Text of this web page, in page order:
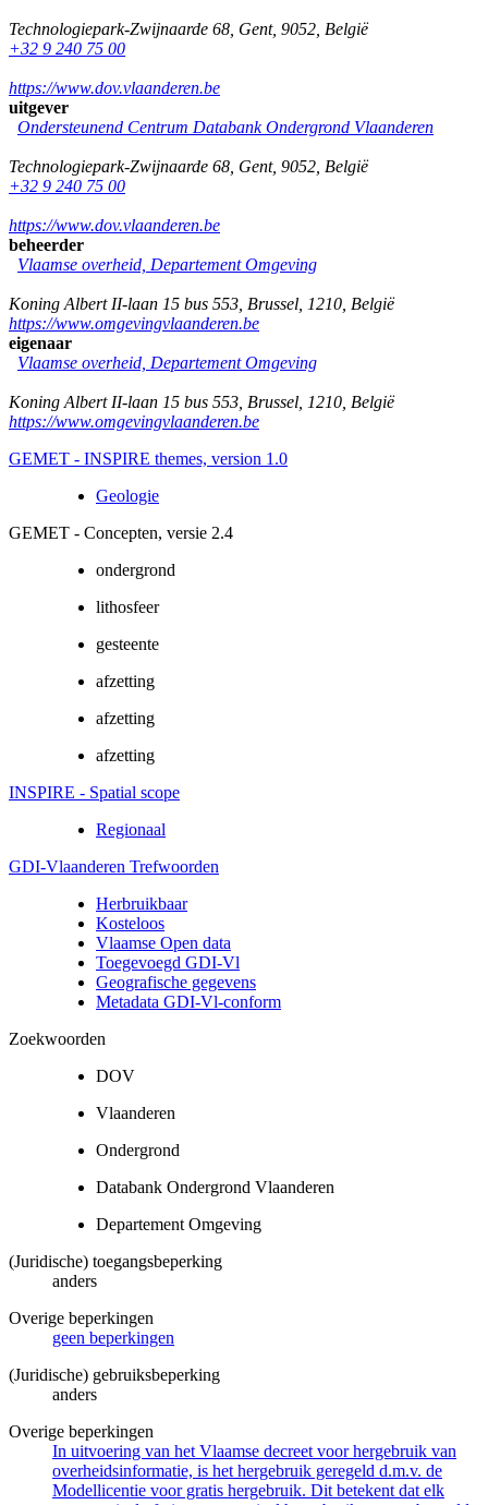
Technologiepark-Zwijnaarde 68 Gent, 9052 België
+32 9 240 75 00
https://www.dov.vlaanderen.be
uitgever
Ondersteunend Centrum Databank Ondergrond Vlaanderen
Technologiepark-Zwijnaarde 68 Gent, 9052 België
+32 9 240 75 00
https://www.dov.vlaanderen.be
beheerder
Vlaamse overheid, Departement Omgeving
Koning Albert II-laan 15 bus 553 Brussel 1210 België
https://www.omgevingvlaanderen.be
eigenaar
Vlaamse overheid, Departement Omgeving
Koning Albert II-laan 15 bus 553 Brussel 1210 België
https://www.omgevingvlaanderen.be
GEMET - INSPIRE themes, version 1.0
Geologie
GEMET - Concepten, versie 2.4
ondergrond
lithosfeer
gesteente
afzetting
afzetting
afzetting
INSPIRE - Spatial scope
Regionaal
GDI-Vlaanderen Trefwoorden
Herbruikbaar
Kosteloos
Vlaamse Open data
Toegevoegd GDI-Vl
Geografische gegevens
Metadata GDI-Vl-conform
Zoekwoorden
DOV
Vlaanderen
Ondergrond
Databank Ondergrond Vlaanderen
Departement Omgeving
(Juridische) toegangsbeperking
anders
Overige beperkingen
geen beperkingen
(Juridische) gebruiksbeperking
anders
Overige beperkingen
In uitvoering van het Vlaamse decreet voor hergebruik van
overheidsinformatie, is het hergebruik geregeld d.m.v. de
Modellicentie voor gratis hergebruik. Dit betekent dat elk